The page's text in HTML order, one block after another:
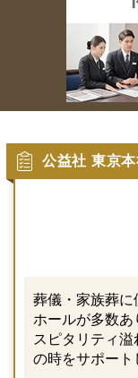
公益社 東京
葬儀・家族葬に
ホールが多数
スピタリティ
の時をサポート